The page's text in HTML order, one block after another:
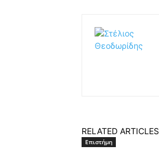
RELATED ARTICLES
Επιστήμη